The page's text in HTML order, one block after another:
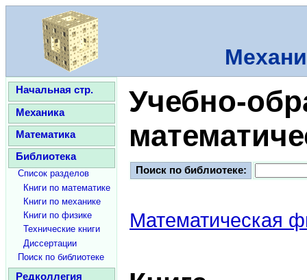
Начальная стр.
Механика
Математика
Библиотека
Список разделов
Книги по математике
Книги по механике
Книги по физике
Технические книги
Диссертации
Поиск по библиотеке
Редколлегия
Учебно-
Поиск по библиотеке:
Математическая